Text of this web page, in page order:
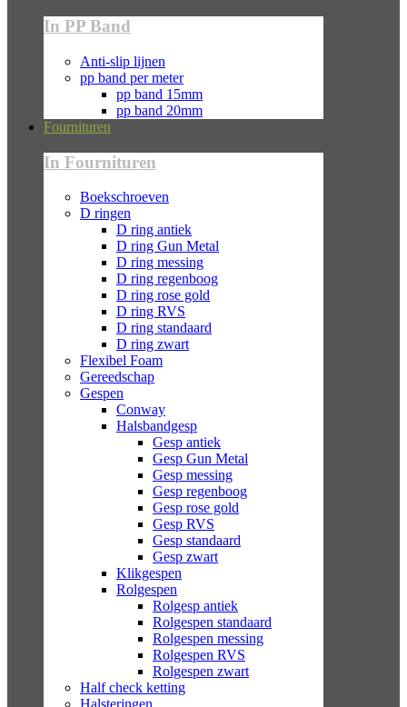
In PP Band
Anti-slip lijnen
pp band per meter
pp band 15mm
pp band 20mm
Fournituren
In Fournituren
Boekschroeven
D ringen
D ring antiek
D ring Gun Metal
D ring messing
D ring regenboog
D ring rose gold
D ring RVS
D ring standaard
D ring zwart
Flexibel Foam
Gereedschap
Gespen
Conway
Halsbandgesp
Gesp antiek
Gesp Gun Metal
Gesp messing
Gesp regenboog
Gesp rose gold
Gesp RVS
Gesp standaard
Gesp zwart
Klikgespen
Rolgespen
Rolgesp antiek
Rolgespen standaard
Rolgespen messing
Rolgespen RVS
Rolgespen zwart
Half check ketting